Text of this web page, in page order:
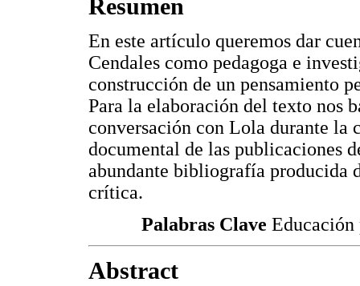
Resumen
En este artículo queremos dar
Cendales como pedagoga e
construcción de un pensamiento
Para la elaboración del texto nos
conversación con Lola durante la
documental de las publicaciones
abundante bibliografía producida
crítica.
Palabras Clave Educación
Abstract